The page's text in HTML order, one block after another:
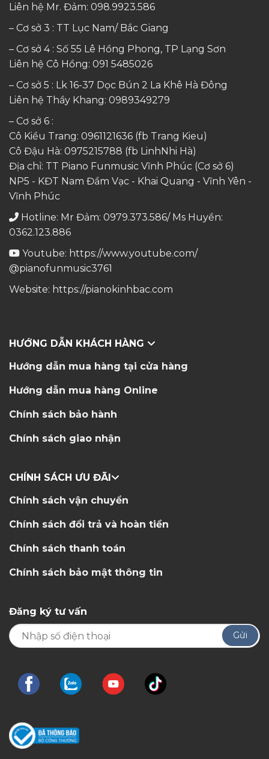
Liên hệ Mr. Đảm: 098.9923.586
– Cơ sở 3 : TT Lục Nam/ Bắc Giang
– Cơ sở 4 : Số 55 Lê Hồng Phong, TP Lạng Sơn
Liên hệ Cô Hồng: 091 5485026
– Cơ sở 5 : Lk 16-37 Dọc Bún 2 La Khê Hà Đông
Liên hệ Thầy Khang: 0989349279
– Cơ sở 6 :
Cô Kiều Trang: 0961121636 (fb Trang Kieu)
Cô Đậu Hà: 0975215788 (fb LinhNhi Hà)
Địa chỉ: TT Piano Funmusic Vĩnh Phúc (Cơ sở 6)
NP5 - KĐT Nam Đầm Vạc - Khai Quang - Vĩnh Yên -
Vĩnh Phúc
Hotline: Mr Đảm: 0979.373.586/ Ms Huyền:
0362.123.886
Youtube: https://www.youtube.com/
@pianofunmusic3761
Website: https://pianokinhbac.com
HƯỚNG DẪN KHÁCH HÀNG
Hướng dẫn mua hàng tại cửa hàng
Hướng dẫn mua hàng Online
Chính sách bảo hành
Chính sách giao nhận
CHÍNH SÁCH ƯU ĐÃI
Chính sách vận chuyển
Chính sách đổi trả và hoàn tiền
Chính sách thanh toán
Chính sách bảo mật thông tin
Đăng ký tư vấn